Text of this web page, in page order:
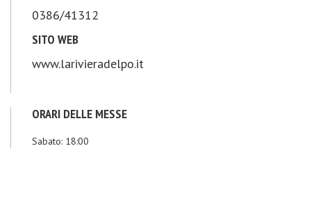
0386/41312
SITO WEB
www.larivieradelpo.it
ORARI DELLE MESSE
Sabato: 18:00